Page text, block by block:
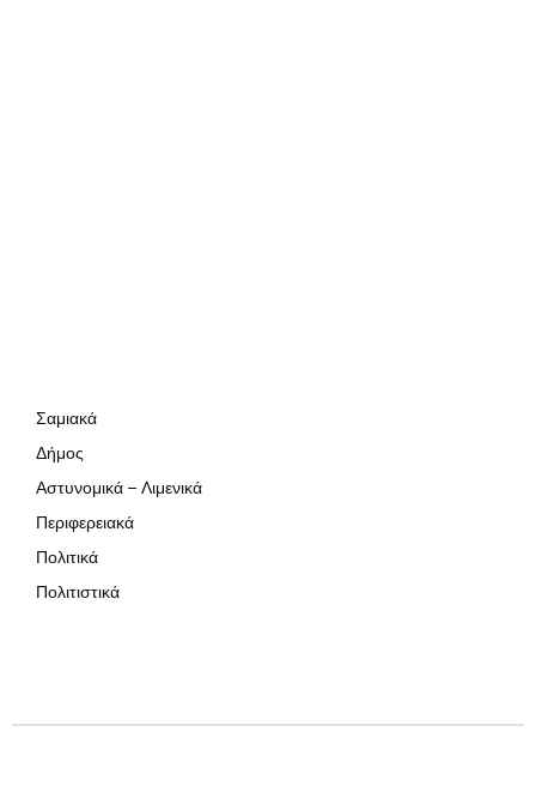
Σαμιακά
Δήμος
Αστυνομικά – Λιμενικά
Περιφερειακά
Πολιτικά
Πολιτιστικά